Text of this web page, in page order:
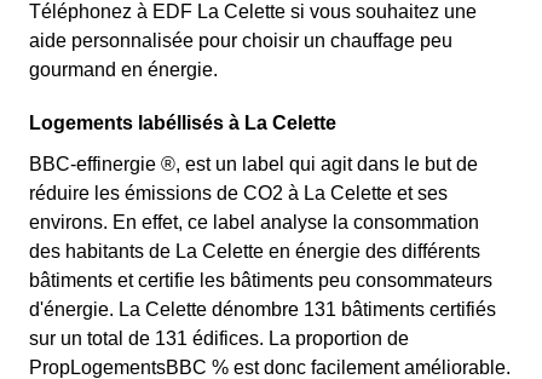
Téléphonez à EDF La Celette si vous souhaitez une
aide personnalisée pour choisir un chauffage peu
gourmand en énergie.
Logements labéllisés à La Celette
BBC-effinergie ®, est un label qui agit dans le but de
réduire les émissions de CO2 à La Celette et ses
environs. En effet, ce label analyse la consommation
des habitants de La Celette en énergie des différents
bâtiments et certifie les bâtiments peu consommateurs
d'énergie. La Celette dénombre 131 bâtiments certifiés
sur un total de 131 édifices. La proportion de
PropLogementsBBC % est donc facilement améliorable.